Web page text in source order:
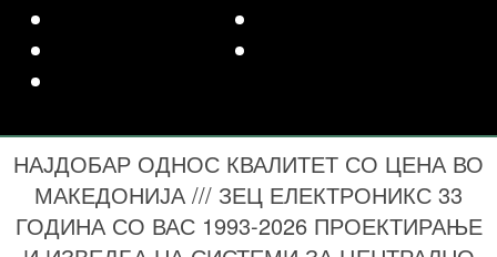
НАЈДОБАР ОДНОС КВАЛИТЕТ СО ЦЕНА ВО
МАКЕДОНИЈА /// ЗЕЦ ЕЛЕКТРОНИКС 33
ГОДИНА СО ВАС 1993-2026 ПРОЕКТИРАЊЕ